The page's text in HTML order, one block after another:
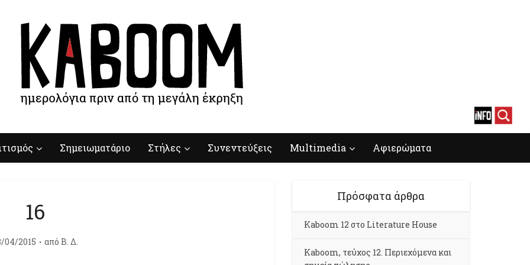
Σημειωματάριο Στήλες Συνεντεύξεις Multimedia Αφιερώματα
16
04/2015 από Β. Δ.
Πρόσφατα άρθρα
Kaboom 12 στο Literature House
Kaboom, τεύχος 12. Περιεχόμενα και